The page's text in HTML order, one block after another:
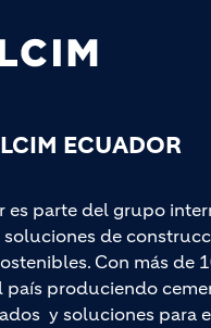
ECUADOR
es parte del grupo
de
Con más de
país produciendo
y soluciones para